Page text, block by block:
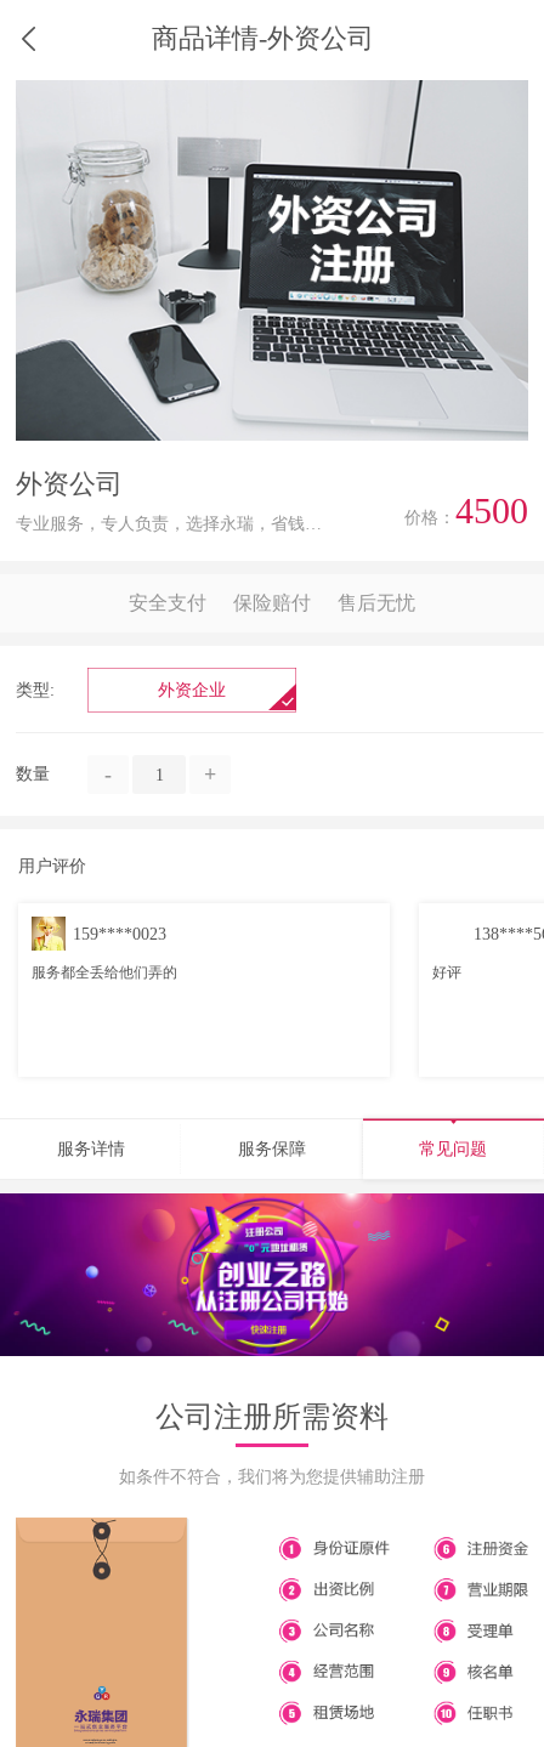
商品详情-外资公司
外资公司
专业服务，专人负责，选择永瑞，省钱更放心！ 价格： 4500
安全支付 保险赔付 售后无忧
类型: 外资企业
数量 - +
用户评价
159****0023
服务都全丢给他们弄的 好评
服务详情 服务保障 常见问题
公司注册所需资料
如条件不符合，我们将为您提供辅助注册